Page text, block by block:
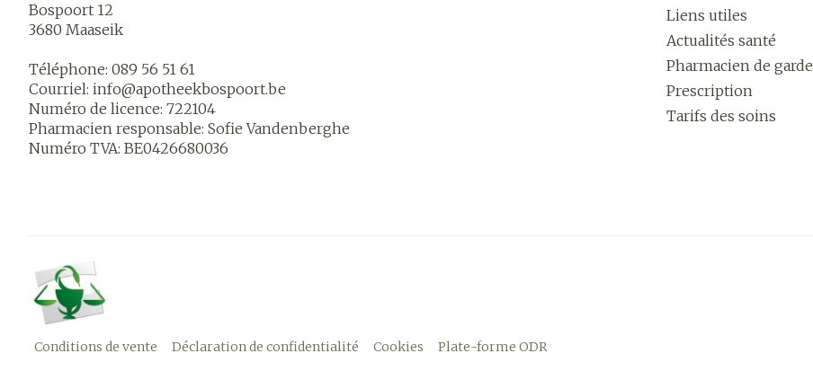
Bospoort 12
3680 Maaseik
Téléphone: 089 56 51 61
Courriel: info@apotheekbospoort.be
Numéro de licence: 722104
Pharmacien responsable: Sofie Vandenberghe
Numéro TVA: BE0426680036
Liens utiles
Actualités santé
Pharmacien de garde
Prescription
Tarifs des soins
Conditions de vente Déclaration de confidentialité Cookies Plate-forme ODR